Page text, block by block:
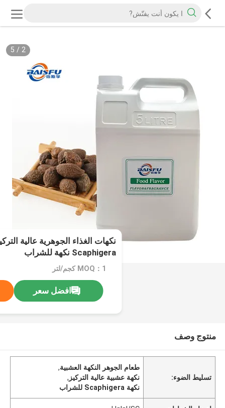
2
/
5
Scaphigera نكهة للشراب
MOQ：1 كجم/لتر
افضل سعر
منتوج وصف
تسليط الضوء:
طعام الجوهر النكهة العشبية,
نكهة عشبية عالية التركيز ,
نكهة Scaphigera للشراب